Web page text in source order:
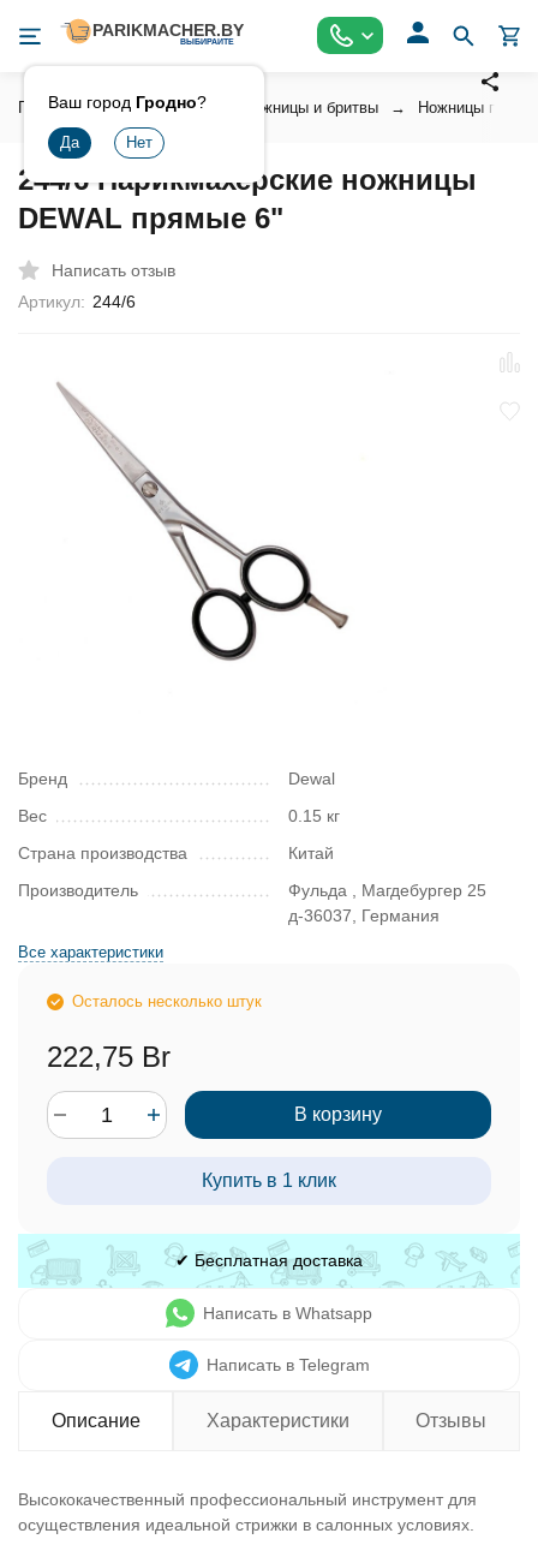
Ваш город Гродно?
Главная Инструмент Ножницы и бритвы Ножницы
244/6 Парикмахерские ножницы
DEWAL прямые 6"
Написать отзыв
Артикул: 244/6
Бренд
Dewal
Вес
0.15 кг
Страна производства
Китай
Производитель
Фульда , Магдебургер 25
д-36037, Германия
Все характеристики
Осталось несколько штук
222,75 Br
В корзину
Купить в 1 клик
✔ Бесплатная доставка
Написать в Whatsapp
Написать в Telegram
Описание Характеристики Отзывы
Высококачественный профессиональный инструмент для
осуществления идеальной стрижки в салонных условиях.